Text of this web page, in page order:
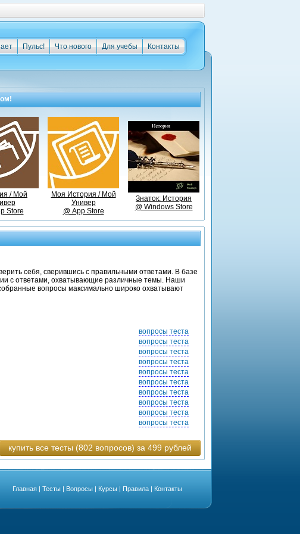
Контакты
Для учебы
Что нового
Пульс!
/ Мой
Store
Моя История / Мой
Универ
@ App Store
Знаток: История
@ Windows Store
себя, сверившись с правильными ответами. В базе
с ответами, охватывающие различные темы. Наши
вопросы максимально широко охватывают
вопросы теста
вопросы теста
вопросы теста
вопросы теста
вопросы теста
вопросы теста
вопросы теста
вопросы теста
вопросы теста
вопросы теста
купить все тесты (802 вопросов) за 499 рублей
Главная | Тесты | Вопросы | Курсы | Правила | Контакты